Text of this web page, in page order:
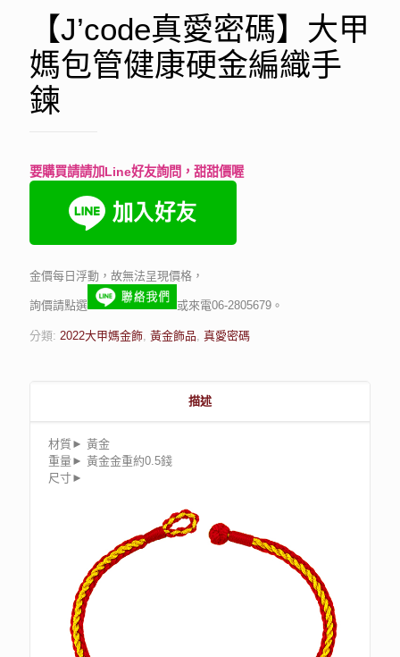
【J’code真愛密碼】大甲
媽包管健康硬金編織手
鍊
要購買請請加Line好友詢問，甜甜價喔
金價每日浮動，故無法呈現價格，
詢價請點選 或來電06-2805679。
分類: 2022大甲媽金飾, 黃金飾品, 真愛密碼
描述
材質► 黃金
重量► 黃金金重約0.5錢
尺寸►